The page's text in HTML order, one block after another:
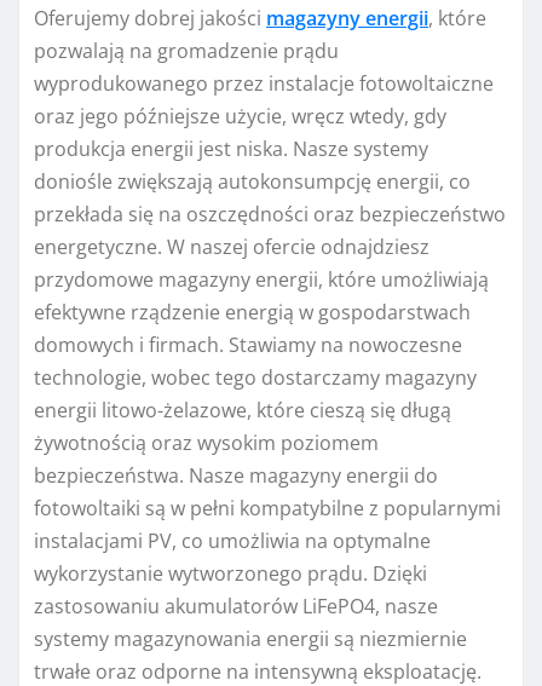
Oferujemy dobrej jakości magazyny energii, które
pozwalają na gromadzenie prądu
wyprodukowanego przez instalacje fotowoltaiczne
oraz jego późniejsze użycie, wręcz wtedy, gdy
produkcja energii jest niska. Nasze systemy
doniośle zwiększają autokonsumpcję energii, co
przekłada się na oszczędności oraz bezpieczeństwo
energetyczne. W naszej ofercie odnajdziesz
przydomowe magazyny energii, które umożliwiają
efektywne rządzenie energią w gospodarstwach
domowych i firmach. Stawiamy na nowoczesne
technologie, wobec tego dostarczamy magazyny
energii litowo-żelazowe, które cieszą się długą
żywotnością oraz wysokim poziomem
bezpieczeństwa. Nasze magazyny energii do
fotowoltaiki są w pełni kompatybilne z popularnymi
instalacjami PV, co umożliwia na optymalne
wykorzystanie wytworzonego prądu. Dzięki
zastosowaniu akumulatorów LiFePO4, nasze
systemy magazynowania energii są niezmiernie
trwałe oraz odporne na intensywną eksploatację.